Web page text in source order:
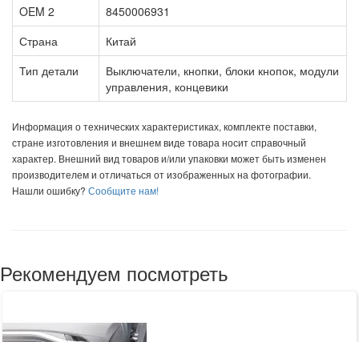
OEM 2
8450006931
Страна
Китай
Тип детали
Выключатели, кнопки, блоки кнопок, модули
управления, концевики
Информация о технических характеристиках, комплекте поставки,
стране изготовления и внешнем виде товара носит справочный
характер. Внешний вид товаров и/или упаковки может быть изменен
производителем и отличаться от изображенных на фотографии.
Нашли ошибку? Сообщите нам!
Рекомендуем посмотреть